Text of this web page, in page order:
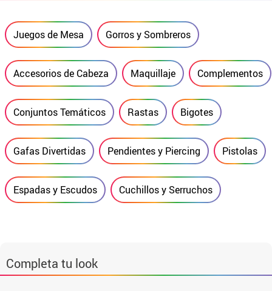
Juegos de Mesa Gorros y Sombreros
Accesorios de Cabeza Maquillaje Complementos
Conjuntos Temáticos Rastas Bigotes
Gafas Divertidas Pendientes y Piercing Pistolas
Espadas y Escudos Cuchillos y Serruchos
Completa tu look